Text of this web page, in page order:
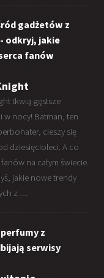
gadżetów z
odkryj, jakie
fanów
tkwią gęstsze
w nocy! Batman, ten
cieszy się
dziesięcioleci. A co
na całym świecie.
jakie nowe trendy
z …
z
serwisy